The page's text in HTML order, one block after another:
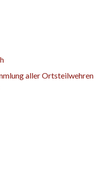
aller Ortsteilwehren